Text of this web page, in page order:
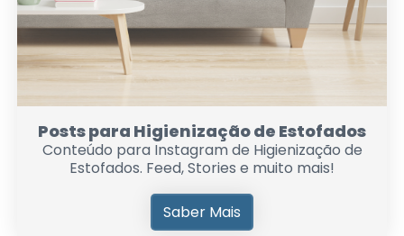
Posts para Higienização de Estofados
Conteúdo para Instagram de Higienização de
Estofados. Feed, Stories e muito mais!
Saber Mais